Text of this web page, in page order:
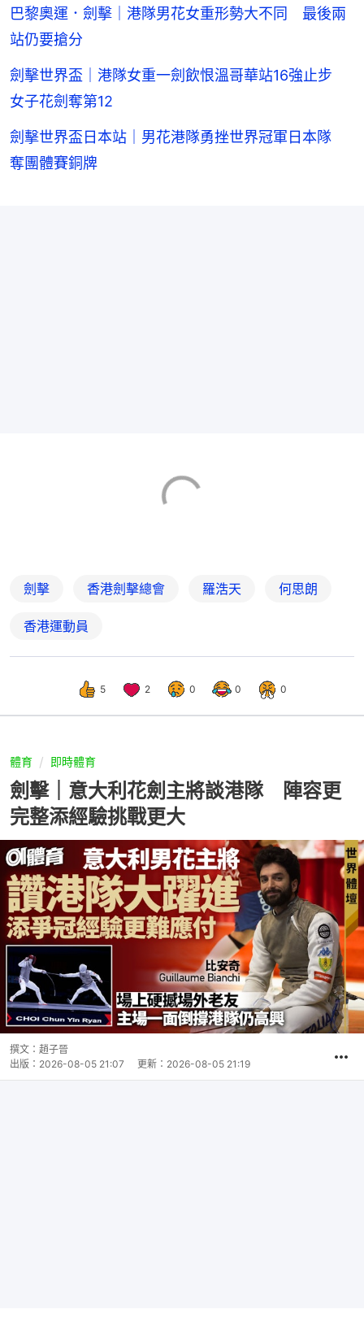
巴黎奧運．劍擊｜港隊男花女重形勢大不同 最後兩
站仍要搶分
劍擊世界盃｜港隊女重一劍飲恨溫哥華站16強止步
女子花劍奪第12
劍擊世界盃日本站｜男花港隊勇挫世界冠軍日本隊
奪團體賽銅牌
劍擊 香港劍擊總會 羅浩天 何思朗
香港運動員
5 2 0 0 0
體育 即時體育
劍擊｜意大利花劍主將談港隊 陣容更
完整添經驗挑戰更大
撰文： 趙子晉
出版： 2026-08-05 21:07 更新： 2026-08-05 21:19